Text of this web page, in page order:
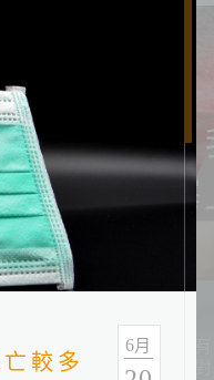
別用「我還年輕、我有
動」跟「心肌梗塞」對
較多
6月